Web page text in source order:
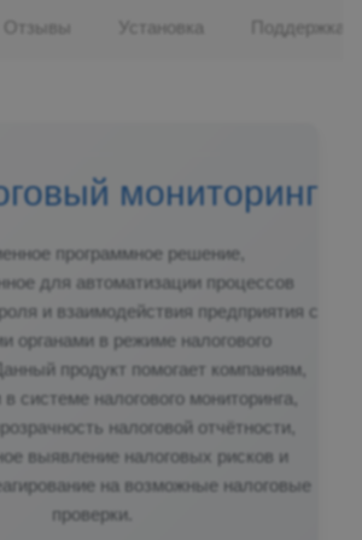
мониторинг
программное решение,
для автоматизации процессов
и взаимодействия предприятия с
органами в режиме налогового
продукт помогает компаниям,
системе налогового мониторинга,
налоговой отчётности,
выявление налоговых рисков и
на возможные налоговые
проверки.
Отзывы Установка Поддержка